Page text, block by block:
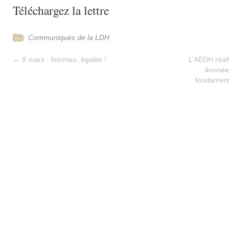
Téléchargez la lettre
Communiqués de la LDH
← 8 mars : femmes, égalité !
L’AEDH